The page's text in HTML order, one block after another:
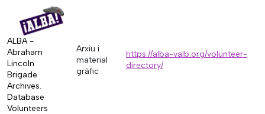
ALBA -
Abraham
Lincoln
Brigade
Archives.
Database
Volunteers
Arxiu i
material
gràfic
https://alba-valb.org/volunteer-
directory/